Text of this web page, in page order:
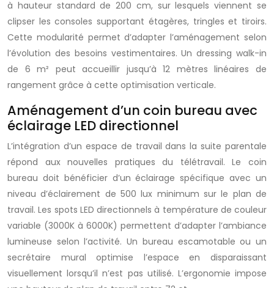
à hauteur standard de 200 cm, sur lesquels viennent se
clipser les consoles supportant étagères, tringles et tiroirs.
Cette modularité permet d’adapter l’aménagement selon
l’évolution des besoins vestimentaires. Un dressing walk-in
de 6 m² peut accueillir jusqu’à 12 mètres linéaires de
rangement grâce à cette optimisation verticale.
Aménagement d’un coin bureau avec
éclairage LED directionnel
L’intégration d’un espace de travail dans la suite parentale
répond aux nouvelles pratiques du télétravail. Le coin
bureau doit bénéficier d’un éclairage spécifique avec un
niveau d’éclairement de 500 lux minimum sur le plan de
travail. Les spots LED directionnels à température de couleur
variable (3000K à 6000K) permettent d’adapter l’ambiance
lumineuse selon l’activité. Un bureau escamotable ou un
secrétaire mural optimise l’espace en disparaissant
visuellement lorsqu’il n’est pas utilisé. L’ergonomie impose